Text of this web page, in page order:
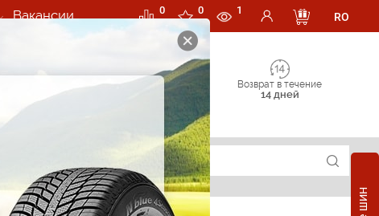
Вакансии 0 0 1
RO
Возврат в течение
14 дней